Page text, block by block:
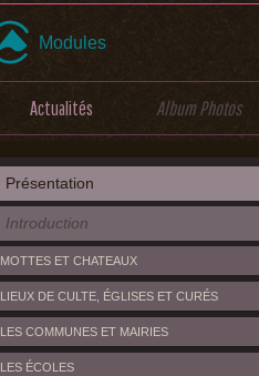
Modules
Actualités Album Photos
Présentation
Introduction
MOTTES ET CHATEAUX
LIEUX DE CULTE, ÉGLISES ET CURÉS
LES COMMUNES ET MAIRIES
LES ÉCOLES